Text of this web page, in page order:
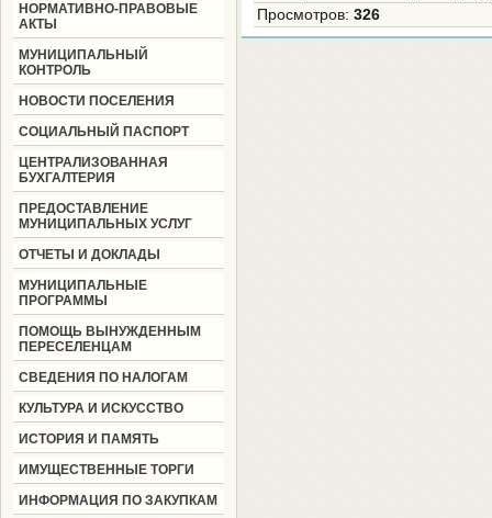
НОРМАТИВНО-ПРАВОВЫЕ
АКТЫ
МУНИЦИПАЛЬНЫЙ
КОНТРОЛЬ
НОВОСТИ ПОСЕЛЕНИЯ
СОЦИАЛЬНЫЙ ПАСПОРТ
ЦЕНТРАЛИЗОВАННАЯ
БУХГАЛТЕРИЯ
ПРЕДОСТАВЛЕНИЕ
МУНИЦИПАЛЬНЫХ УСЛУГ
ОТЧЕТЫ И ДОКЛАДЫ
МУНИЦИПАЛЬНЫЕ
ПРОГРАММЫ
ПОМОЩЬ ВЫНУЖДЕННЫМ
ПЕРЕСЕЛЕНЦАМ
СВЕДЕНИЯ ПО НАЛОГАМ
КУЛЬТУРА И ИСКУССТВО
ИСТОРИЯ И ПАМЯТЬ
ИМУЩЕСТВЕННЫЕ ТОРГИ
ИНФОРМАЦИЯ ПО ЗАКУПКАМ
Просмотров: 326